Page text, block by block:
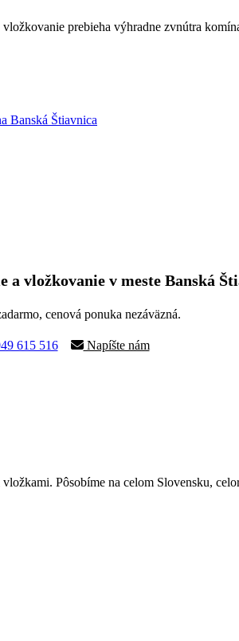
prebieha výhradne zvnútra
Banská Štiavnica
a vložkovanie v meste Banská
cenová ponuka nezáväzná.
615 516 Napíšte nám
Pôsobíme na celom Slovensku,